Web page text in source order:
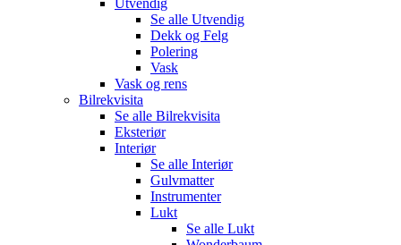
Se alle Utvendig
Dekk og Felg
Polering
Vask
Vask og rens
Bilrekvisita
Se alle Bilrekvisita
Eksteriør
Interiør
Se alle Interiør
Gulvmatter
Instrumenter
Lukt
Se alle Lukt